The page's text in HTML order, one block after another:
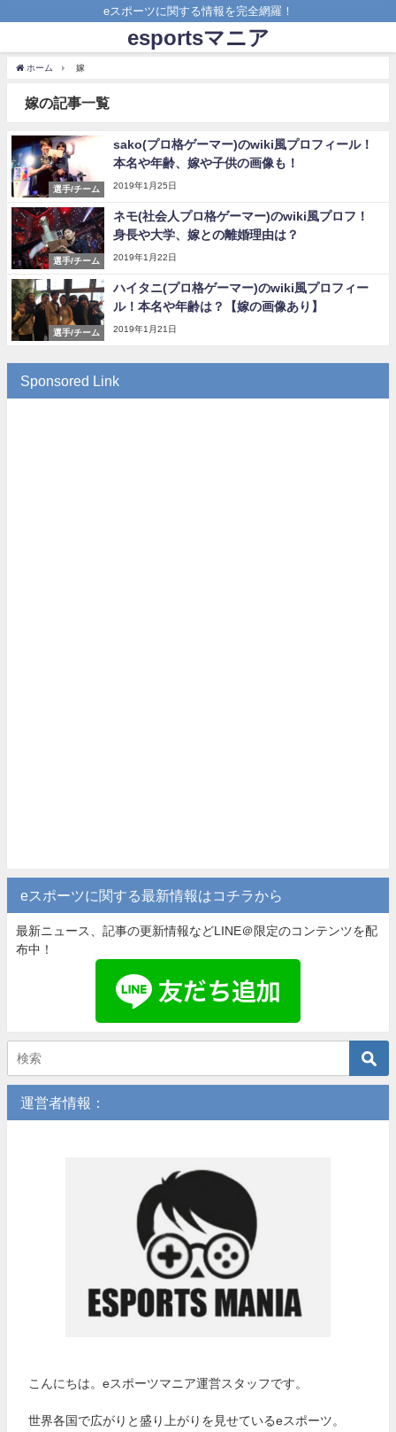
eスポーツに関する情報を完全網羅！
esportsマニア
ホーム 嫁
嫁の記事一覧
選手/チーム
sako(プロ格ゲーマー)のwiki風プロフィール！
本名や年齢、嫁や子供の画像も！
2019年1月25日
選手/チーム
ネモ(社会人プロ格ゲーマー)のwiki風プロフ！
身長や大学、嫁との離婚理由は？
2019年1月22日
選手/チーム
ハイタニ(プロ格ゲーマー)のwiki風プロフィー
ル！本名や年齢は？【嫁の画像あり】
2019年1月21日
Sponsored Link
eスポーツに関する最新情報はコチラから
最新ニュース、記事の更新情報などLINE＠限定のコンテンツを配
布中！
運営者情報：
こんにちは。eスポーツマニア運営スタッフです。
世界各国で広がりと盛り上がりを見せているeスポーツ。